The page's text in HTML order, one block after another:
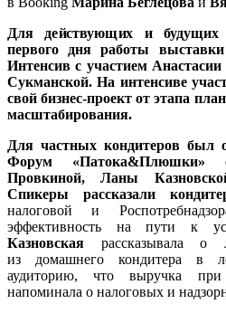
Для действующих и будущих
первого дня работы
Интенсив с участием
Сукманской. На интенсиве
свой бизнес-проект от этапа
масштабирования.
Для частных кондитеров был
Форум «Патока&Плюшки» с
Провкиной, Ланы
Спикеры рассказали
налоговой и
эффективность на пути к
Казновская рассказывала о
из домашнего кондитера в
аудиторию, что выручка
напоминала о налоговых и